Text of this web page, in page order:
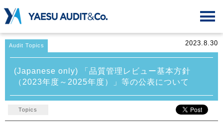
Audit Topics 2023.8.30
(Japanese only) 「品質管理レビュー基本方針
（2023年度～2025年度）」等の公表について
Topics